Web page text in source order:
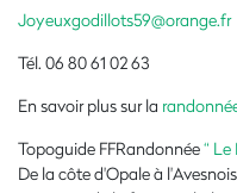
Joyeuxgodillots59@orange.fr
Tél. 06 80 61 02 63
En savoir plus sur la
Topoguide FFRandonnée“
De la côte d'Opale à